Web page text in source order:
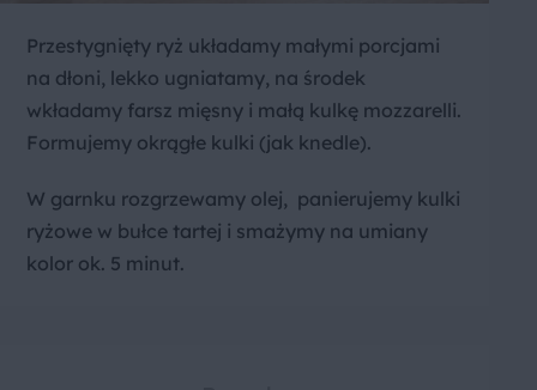
Przestygnięty ryż układamy małymi porcjami
na dłoni, lekko ugniatamy, na środek
wkładamy farsz mięsny i małą kulkę mozzarelli.
Formujemy okrągłe kulki (jak knedle).
W garnku rozgrzewamy olej, panierujemy kulki
ryżowe w bułce tartej i smażymy na umiany
kolor ok. 5 minut.